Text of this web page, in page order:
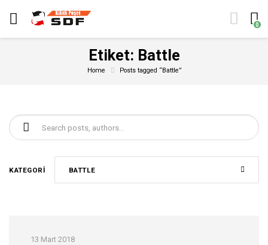
0
Etiket: Battle
Home Posts tagged “Battle”
Şunu ara:
KATEGORI BATTLE
13 Mart 2018